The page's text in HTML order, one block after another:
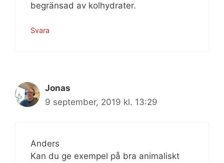
begränsad av kolhydrater.
Svara
Jonas
9 september, 2019 kl. 13:29
Anders
Kan du ge exempel på bra animaliskt